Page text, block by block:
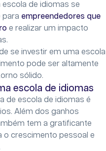
escola de idiomas se
para empreendedores que
e realizar um impacto
se investir em uma escola
pode ser altamente
sólido.
escola de idiomas
de escola de idiomas é
Além dos ganhos
tem a gratificante
o crescimento pessoal e